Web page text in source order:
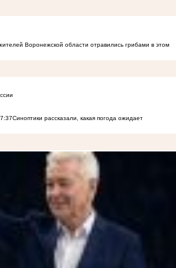
Воронежской области отравились грибами в этом
Синоптики рассказали, какая погода ожидает